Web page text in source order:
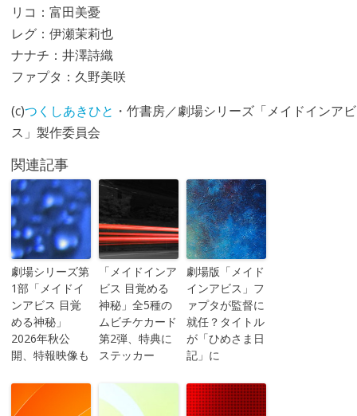
リコ：富田美憂
レグ：伊瀬茉莉也
ナナチ：井澤詩織
ファプタ：久野美咲
(c)つくしあきひと ・竹書房／劇場シリーズ「メイドインアビ
ス」製作委員会
関連記事
劇場シリーズ第
1部「メイドイ
ンアビス 目覚
める神秘」
2026年秋公
開、特報映像も
「メイドインア
ビス 目覚める
神秘」全5種の
ムビチケカード
第2弾、特典に
ステッカー
劇場版「メイド
インアビス」フ
ァプタが監督に
就任？タイトル
が「ひめさま日
記」に